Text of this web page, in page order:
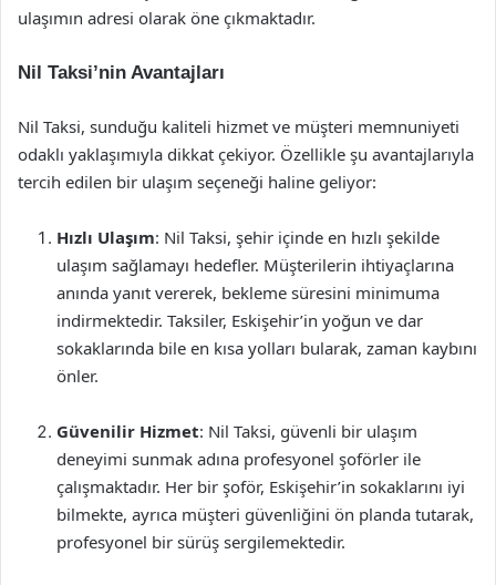
ulaşımın adresi olarak öne çıkmaktadır.
Nil Taksi’nin Avantajları
Nil Taksi, sunduğu kaliteli hizmet ve müşteri memnuniyeti
odaklı yaklaşımıyla dikkat çekiyor. Özellikle şu avantajlarıyla
tercih edilen bir ulaşım seçeneği haline geliyor:
Hızlı Ulaşım: Nil Taksi, şehir içinde en hızlı şekilde
ulaşım sağlamayı hedefler. Müşterilerin ihtiyaçlarına
anında yanıt vererek, bekleme süresini minimuma
indirmektedir. Taksiler, Eskişehir’in yoğun ve dar
sokaklarında bile en kısa yolları bularak, zaman kaybını
önler.
Güvenilir Hizmet: Nil Taksi, güvenli bir ulaşım
deneyimi sunmak adına profesyonel şoförler ile
çalışmaktadır. Her bir şoför, Eskişehir’in sokaklarını iyi
bilmekte, ayrıca müşteri güvenliğini ön planda tutarak,
profesyonel bir sürüş sergilemektedir.